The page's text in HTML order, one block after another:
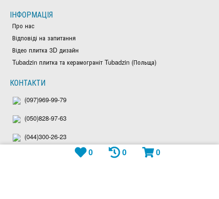
ІНФОРМАЦІЯ
Про нас
Відповіді на запитання
Відео плитка 3D дизайн
Tubadzin плитка та керамограніт Tubadzin (Польща)
КОНТАКТИ
(097)969-99-79
(050)828-97-63
(044)300-26-23
Viber: +380979699979 0 0 0